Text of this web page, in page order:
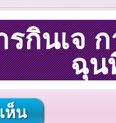
กินเจ
ฉุน
ห็น